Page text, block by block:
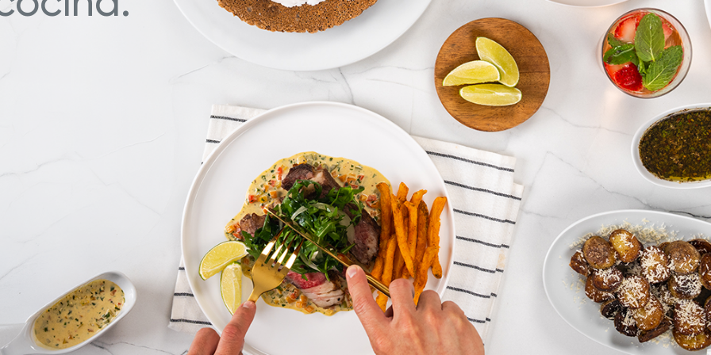
Power Blender Max Extractor de Jugos Royal Prestige
nuestras deliciosas recetas Descubre Más con Nuestros Blogs